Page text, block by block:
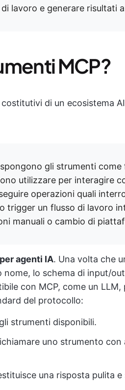
lavoro e generare risultati
MCP?
di un ecosistema
gli strumenti come
utilizzare per interagire
operazioni quali
trigger un flusso di lavoro
manuali o cambio di
agenti IA. Una volta che
lo schema di input/
con MCP, come un LLM,
del protocollo:
strumenti disponibili.
uno strumento con
una risposta pulita